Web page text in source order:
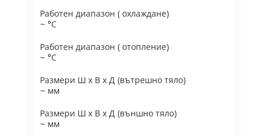
Работен диапазон ( охлаждане)
~ °C
Работен диапазон ( отопление)
~ °C
Размери Ш х В х Д (вътрешно тяло)
~ мм
Размери Ш х В х Д (външно тяло)
~ мм